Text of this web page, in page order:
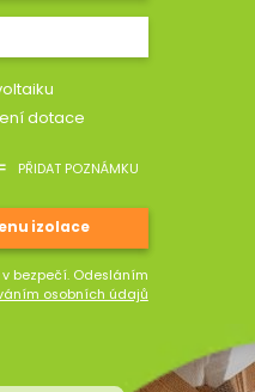
dotace
PŘIDAT POZNÁMKU
bezpečí. Odesláním
osobních údajů